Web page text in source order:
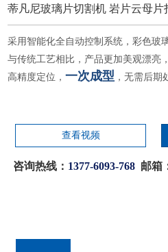
蒂凡尼玻璃片切割机 岩片云母
采用智能化全自动控制系统，彩色玻
与传统工艺相比，产品更加美观漂亮
高精度定位，一次成型 ，无需后期
查看视频
咨询热线： 1377-6093-768 邮箱